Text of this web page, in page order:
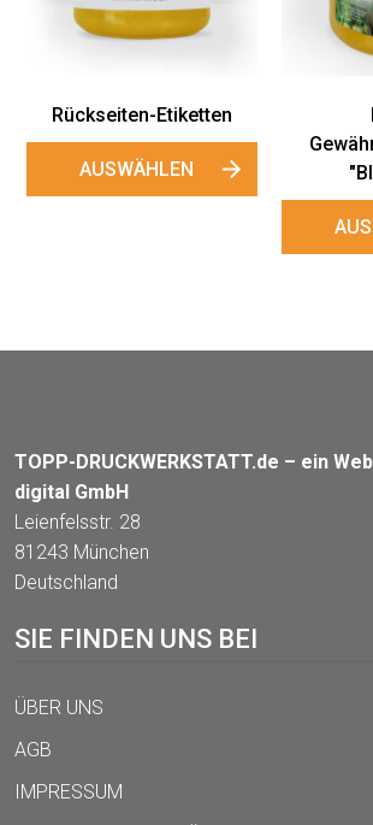
Rückseiten-Etiketten
AUSWÄHLEN
TOPP-DRUCKWERKSTATT.de – ein
digital GmbH
Leienfelsstr. 28
81243 München
Deutschland
SIE FINDEN UNS BEI
ÜBER UNS
AGB
IMPRESSUM